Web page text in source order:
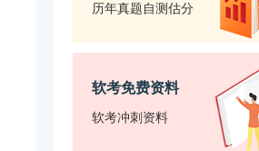
历年真题自测估分
软考免费资料
软考冲刺资料